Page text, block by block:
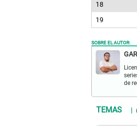
18
19
SOBRE EL AUTOR:
de